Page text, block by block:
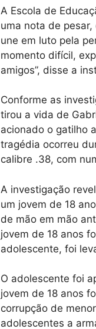
A Escola de
uma nota de
une em luto pela
momento difícil,
amigos”, disse a
Conforme as
tirou a vida de
acionado o gatilho
tragédia ocorreu
calibre .38, com
A investigação
um jovem de 18
de mão em mão
jovem de 18 anos
adolescente, foi
O adolescente foi
jovem de 18 anos
corrupção de
adolescentes a